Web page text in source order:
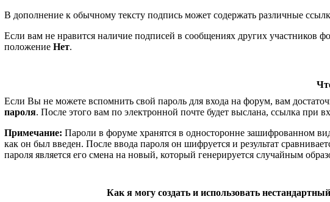
В дополнение к обычному тексту подпись может содержать различные
Если вам не нравится наличие подписей в сообщениях других участников
положение Нет.
Если Вы не можете вспомнить свой пароль для входа на форум, вам
пароля. После этого вам по электронной почте будет выслана, ссылка при
Примечание: Пароли в форуме хранятся в односторонне зашифрованном
как он был введен. После ввода пароля он шифруется и результат
пароля является его смена на новый, который генерируется случайным
Как я могу создать и использовать